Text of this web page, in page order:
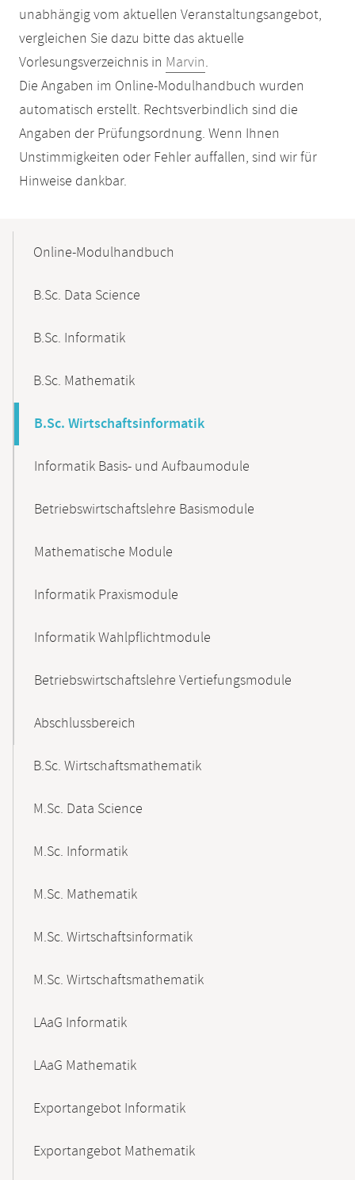
unabhängig vom aktuellen Veranstaltungsangebot,
vergleichen Sie dazu bitte das aktuelle
Vorlesungsverzeichnis in Marvin.
Die Angaben im Online-Modulhandbuch wurden
automatisch erstellt. Rechtsverbindlich sind die
Angaben der Prüfungsordnung. Wenn Ihnen
Unstimmigkeiten oder Fehler auffallen, sind wir für
Hinweise dankbar.
NavigationOnline-Modulhandbuch
B.Sc. Data Science
B.Sc. Informatik
B.Sc. Mathematik
B.Sc. Wirtschaftsinformatik
Informatik Basis- und Aufbaumodule
Betriebswirtschaftslehre Basismodule
Mathematische Module
Informatik Praxismodule
Informatik Wahlpflichtmodule
Betriebswirtschaftslehre Vertiefungsmodule
Abschlussbereich
B.Sc. Wirtschaftsmathematik
M.Sc. Data Science
M.Sc. Informatik
M.Sc. Mathematik
M.Sc. Wirtschaftsinformatik
M.Sc. Wirtschaftsmathematik
LAaG Informatik
LAaG Mathematik
Exportangebot Informatik
Exportangebot Mathematik